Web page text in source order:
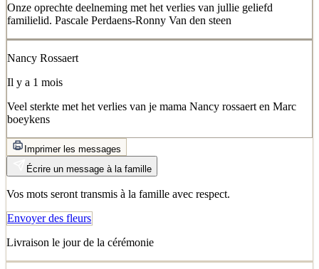
Onze oprechte deelneming met het verlies van jullie geliefd
familielid. Pascale Perdaens-Ronny Van den steen
Nancy Rossaert
Il y a 1 mois
Veel sterkte met het verlies van je mama Nancy rossaert en Marc
boeykens
Imprimer les messages
Écrire un message à la famille
Vos mots seront transmis à la famille avec respect.
Envoyer des fleurs
Livraison le jour de la cérémonie